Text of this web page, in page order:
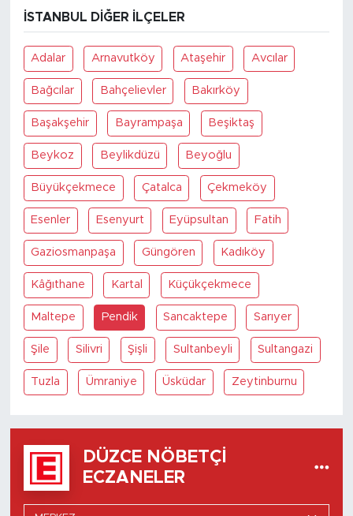
İSTANBUL DIĞER İLÇELER
Adalar Arnavutköy Ataşehir Avcılar
Bağcılar Bahçelievler Bakırköy
Başakşehir Bayrampaşa Beşiktaş
Beykoz Beylikdüzü Beyoğlu
Büyükçekmece Çatalca Çekmeköy
Esenler Esenyurt Eyüpsultan Fatih
Gaziosmanpaşa Güngören Kadıköy
Kâğıthane Kartal Küçükçekmece
Maltepe Pendik Sancaktepe Sarıyer
Şile Silivri Şişli Sultanbeyli Sultangazi
Tuzla Ümraniye Üsküdar Zeytinburnu
DÜZCE NÖBETÇI
ECZANELER